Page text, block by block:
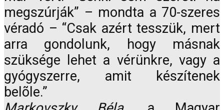
megszúrják” – mondta a 70-szeres
véradó – “Csak azért tesszük, mert
arra gondolunk, hogy másnak
szüksége lehet a vérünkre, vagy a
gyógyszerre, amit készítenek
belõle.”